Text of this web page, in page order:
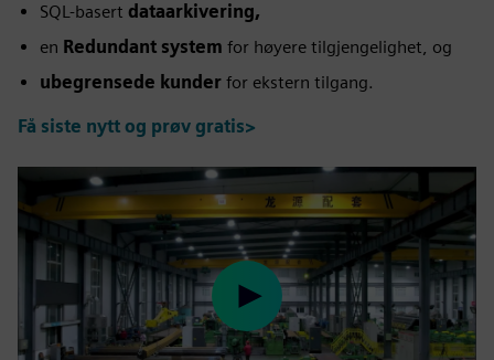
SQL-basert dataarkivering,
en Redundant system for høyere tilgjengelighet, og
ubegrensede kunder for ekstern tilgang.
Få siste nytt og prøv gratis>
Play